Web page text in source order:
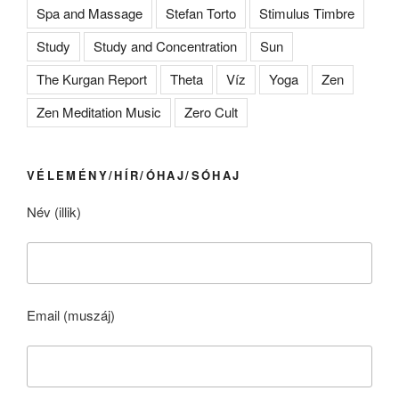
Spa and Massage Stefan Torto
Stimulus Timbre
Study
Study and Concentration
Sun
The Kurgan Report
Theta Víz Yoga
Zen
Zen Meditation Music
Zero Cult
VÉLEMÉNY/HÍR/ÓHAJ/SÓHAJ
Név (illik)
Email (muszáj)